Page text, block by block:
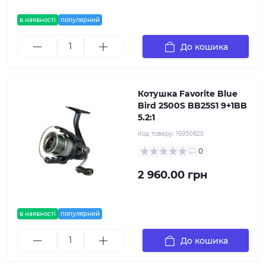
в наявності популярний
До кошика
в наявності популярний
Котушка Favorite Blue
Bird 2500S BB25S1 9+1BB
5.2:1
Код товару: 16930825
0
2 960.00 грн
До кошика